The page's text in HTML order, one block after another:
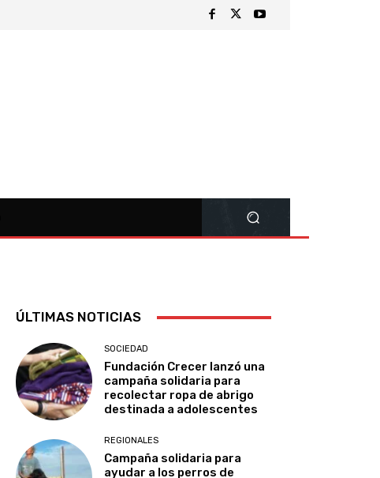
ÚLTIMAS NOTICIAS
SOCIEDAD
Fundación Crecer lanzó una
campaña solidaria para
recolectar ropa de abrigo
destinada a adolescentes
REGIONALES
Campaña solidaria para
ayudar a los perros de